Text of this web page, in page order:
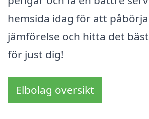
hemsida idag för att
jämförelse och hitta det
för just dig!
Elbolag översikt